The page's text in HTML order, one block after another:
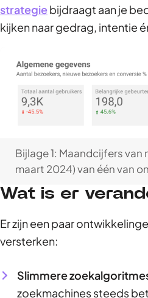
strategiebijdraagt aan je
kijken naar gedrag, intentie
Bijlage 1: Maandcijfers van
maart 2024) van één van
Wat is er
Er zijn een paar
versterken:
Slimmere
zoekmachines steeds